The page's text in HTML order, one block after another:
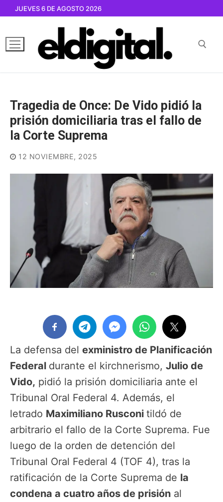
contenido
JUEVES 6 DE AGOSTO 2026
Tragedia de Once: De Vido pidió la
prisión domiciliaria tras el fallo de
la Corte Suprema
12 NOVIEMBRE, 2025
La defensa del exministro de Planificación
Federal durante el kirchnerismo, Julio de
Vido, pidió la prisión domiciliaria ante el
Tribunal Oral Federal 4. Además, el
letrado Maximiliano Rusconi tildó de
arbitrario el fallo de la Corte Suprema. Fue
luego de la orden de detención del
Tribunal Oral Federal 4 (TOF 4), tras la
ratificación de la Corte Suprema de la
condena a cuatro años de prisión al